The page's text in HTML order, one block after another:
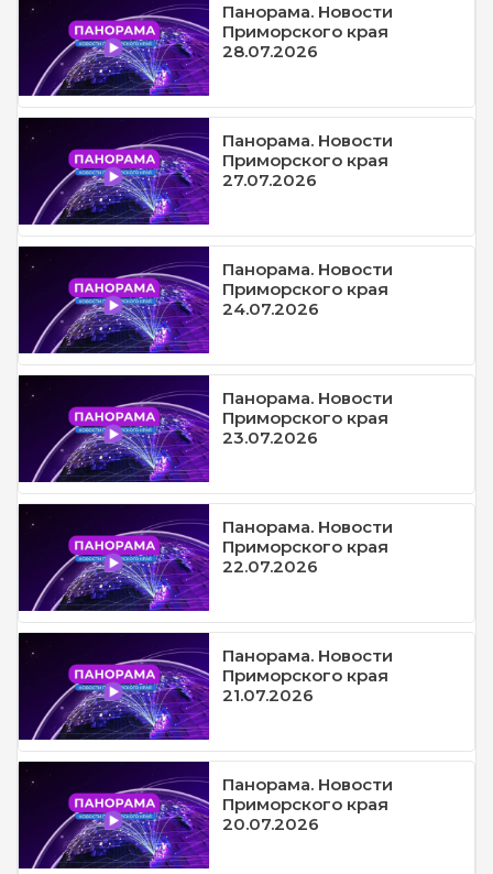
Панорама. Новости
Приморского края
28.07.2026
Панорама. Новости
Приморского края
27.07.2026
Панорама. Новости
Приморского края
24.07.2026
Панорама. Новости
Приморского края
23.07.2026
Панорама. Новости
Приморского края
22.07.2026
Панорама. Новости
Приморского края
21.07.2026
Панорама. Новости
Приморского края
20.07.2026